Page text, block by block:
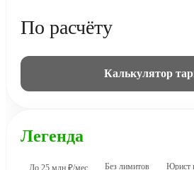
По расчёту
Калькулятор
Легенда
До 25 млн ₽/мес Без лимитов Юрист